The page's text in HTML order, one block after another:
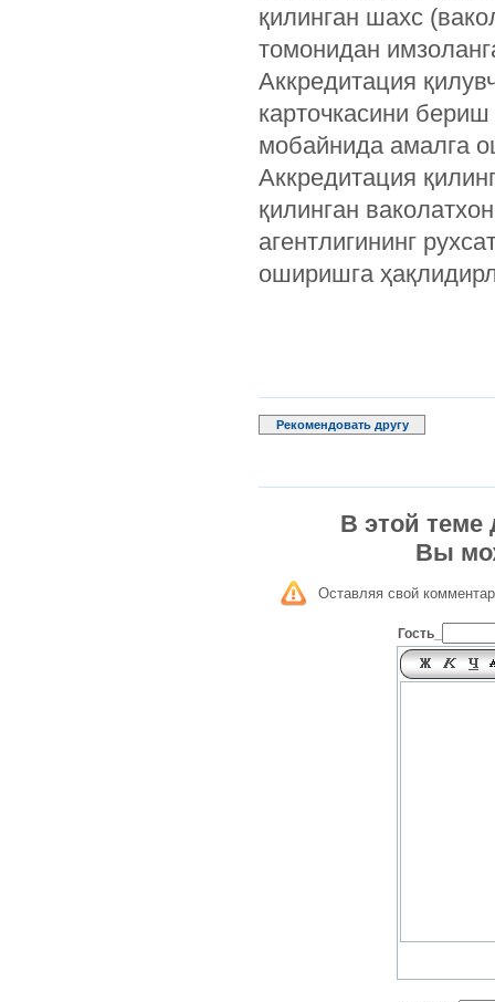
қилинган шахс
томонидан
Аккредитация
карточкасини
мобайнида амалга
Аккредитация
қилинган
агентлигининг
оширишга
Рекомендовать другу
В этой теме
Вы
Оставляя свой
Гость_